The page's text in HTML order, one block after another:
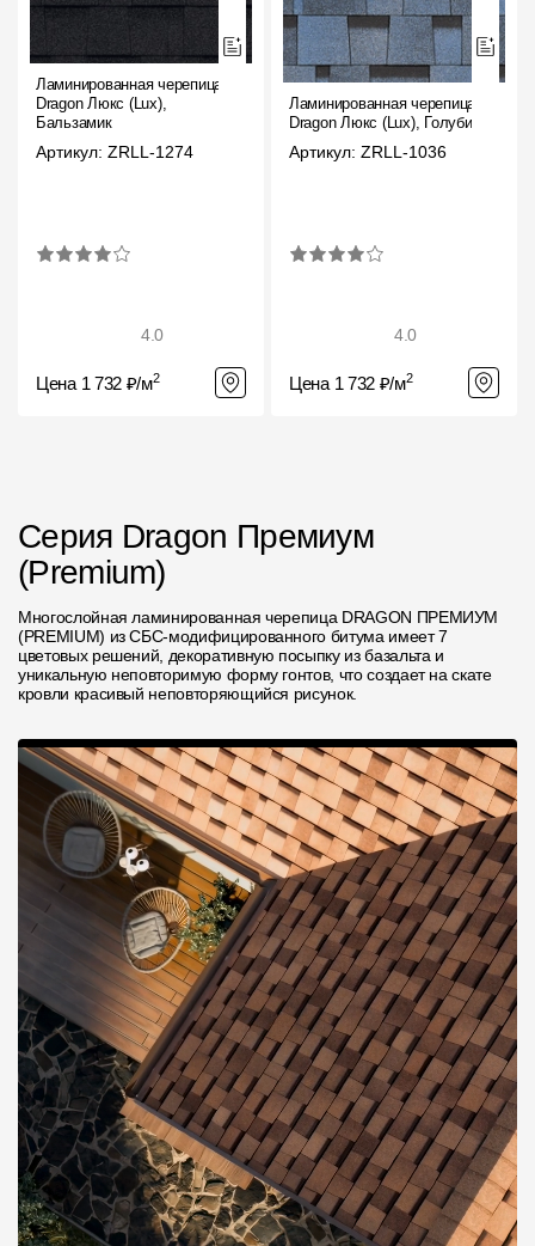
Ламинированная черепица
Dragon Люкс (Lux),
Бальзамик
Артикул: ZRLL-1274
4.0
Цена 1 732 ₽/м2
Ламинированная черепица
Dragon Люкс (Lux), Голубика
Артикул: ZRLL-1036
4.0
Цена 1 732 ₽/м2
Серия Dragon Премиум
(Premium)
Многослойная ламинированная черепица DRAGON ПРЕМИУМ
(PREMIUM) из СБС-модифицированного битума имеет 7
цветовых решений, декоративную посыпку из базальта и
уникальную неповторимую форму гонтов, что создает на скате
кровли красивый неповторяющийся рисунок.